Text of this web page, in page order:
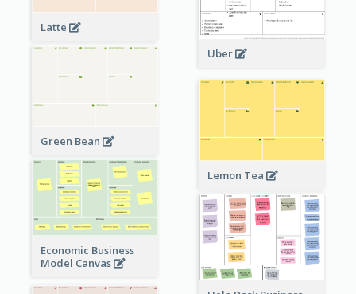
Latte
Uber
Green Bean
Lemon Tea
Economic Business
Model Canvas